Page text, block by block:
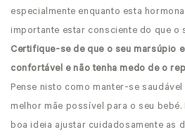
especialmente enquanto esta
importante estar consciente do que o
Certifique-se de que o seu marsúpio
confortável e não tenha medo de o
Pense nisto como manter-se
melhor mãe possível para o seu bebé.
boa ideia ajustar cuidadosamente as